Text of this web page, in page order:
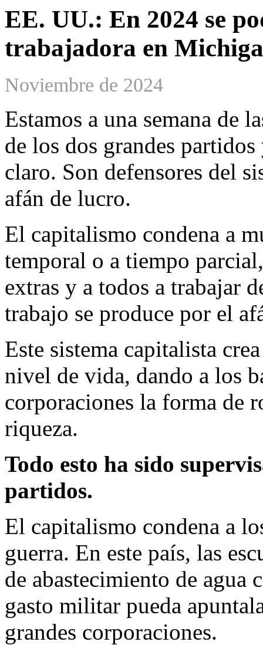
EE. UU.: En 2024 se
trabajadora en
Noviembre de 2024
Estamos a una semana de
de los dos grandes
claro. Son defensores del
afán de lucro.
El capitalismo condena a
temporal o a tiempo
extras y a todos a trabajar
trabajo se produce por el
Este sistema capitalista
nivel de vida, dando a los
corporaciones la forma de
riqueza.
Todo esto ha sido
partidos.
El capitalismo condena a
guerra. En este país, las
de abastecimiento de agua
gasto militar pueda
grandes corporaciones.